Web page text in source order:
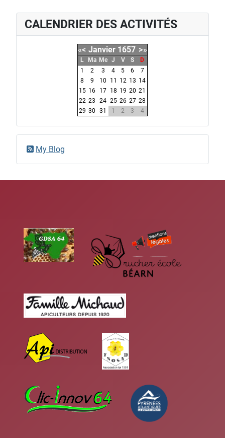
CALENDRIER DES ACTIVITÉS
«< Janvier 1657 >»
L Ma Me J V S
D
1
2 3 4 5 6
7
8
9 10 11 12 13 14
15 16 17 18 19 20 21
22 23 24 25 26 27 28
29 30 31 1 2 3 4
My Blog